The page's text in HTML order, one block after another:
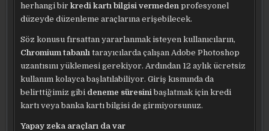
herhangi birkredi kartı bilgisi vermeden profesyonel
düzeyde düzenleme araçlarına erişebilecek.
Söz konusu fırsattan yararlanmak isteyen kullanıcıların,
Chromium tabanlı tarayıcılarda çalışan Adobe Photoshop
uzantısını yüklemesi gerekiyor. Ardından 12 aylık ücretsiz
kullanım kolayca başlatılabiliyor. Giriş kısmında da
belirttiğimiz gibi deneme süresini başlatmak için kredi
kartı veya banka kartı bilgisi de girmiyorsunuz.
Yapay zeka araçları da var